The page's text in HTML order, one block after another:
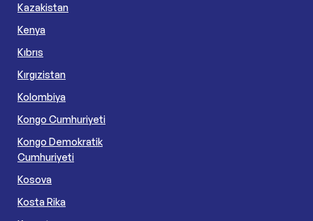
Kazakistan
Kenya
Kıbrıs
Kırgızistan
Kolombiya
Kongo Cumhuriyeti
Kongo Demokratik
Cumhuriyeti
Kosova
Kosta Rika